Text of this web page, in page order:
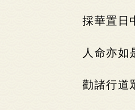
採華置日
人命亦如
勸諸行道